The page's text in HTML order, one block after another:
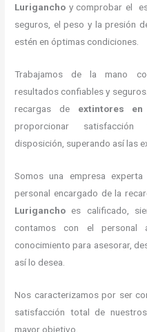
Lurigancho y comprobar el
seguros, el peso y la presión
estén en óptimas condiciones.
Trabajamos de la mano
resultados confiables y
recargas de extintores en
proporcionar satisfacción
disposición, superando así las
Somos una empresa
personal encargado de la
Lurigancho es calificado,
contamos con el personal
conocimiento para asesorar,
así lo desea.
Nos caracterizamos por ser
satisfacción total de
mayor objetivo.